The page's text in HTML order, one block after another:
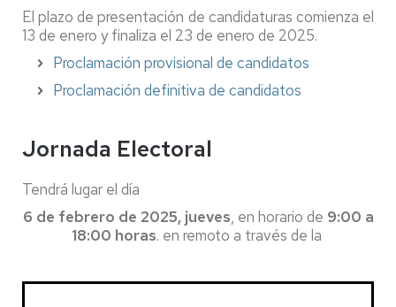
El plazo de presentación de candidaturas comienza el
13 de enero y finaliza el 23 de enero de 2025.
Proclamación provisional de candidatos
Proclamación definitiva de candidatos
Jornada Electoral
Tendrá lugar el día
6 de febrero de 2025, jueves, en horario de 9:00 a
18:00 horas. en remoto a través de la